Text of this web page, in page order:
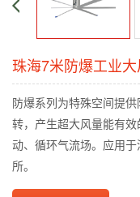
珠海7米防爆工业
防爆系列为特殊空间提
转，产生超大风量能有
动、循环气流场。应用
所。